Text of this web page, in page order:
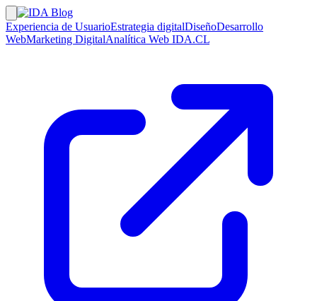
Experiencia de UsuarioEstrategia digitalDiseñoDesarrollo
WebMarketing DigitalAnalítica Web IDA.CL